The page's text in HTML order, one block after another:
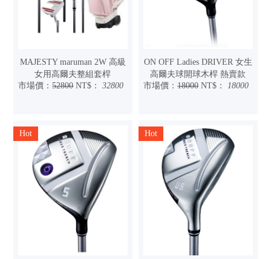
MAJESTY maruman 2W 高級
女用高爾夫整組套桿
市場價：52800 NT$：32800
ON OFF Ladies DRIVER 女生
高爾夫球開球木桿 熱賣款
市場價： 18000 NT$： 18000
Hot Hot